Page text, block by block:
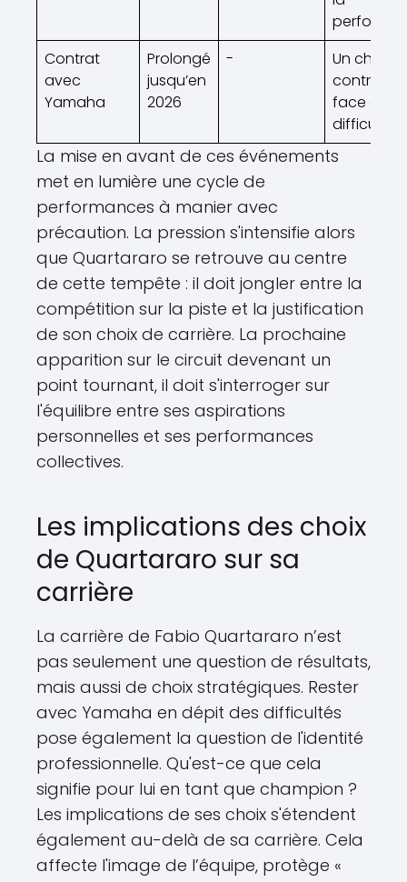
Contrat
avec
Yamaha
Prolongé
jusqu’en
2026
-
Un choix
face aux
difficultés
La mise en avant de ces événements
met en lumière une cycle de
performances à manier avec
précaution. La pression s'intensifie alors
que Quartararo se retrouve au centre
de cette tempête : il doit jongler entre la
compétition sur la piste et la justification
de son choix de carrière. La prochaine
apparition sur le circuit devenant un
point tournant, il doit s'interroger sur
l'équilibre entre ses aspirations
personnelles et ses performances
collectives.
Les implications des choix
de Quartararo sur sa
carrière
La carrière de Fabio Quartararo n’est
pas seulement une question de résultats,
mais aussi de choix stratégiques. Rester
avec Yamaha en dépit des difficultés
pose également la question de l'identité
professionnelle. Qu'est-ce que cela
signifie pour lui en tant que champion ?
Les implications de ses choix s'étendent
également au-delà de sa carrière. Cela
affecte l'image de l’équipe, protège «